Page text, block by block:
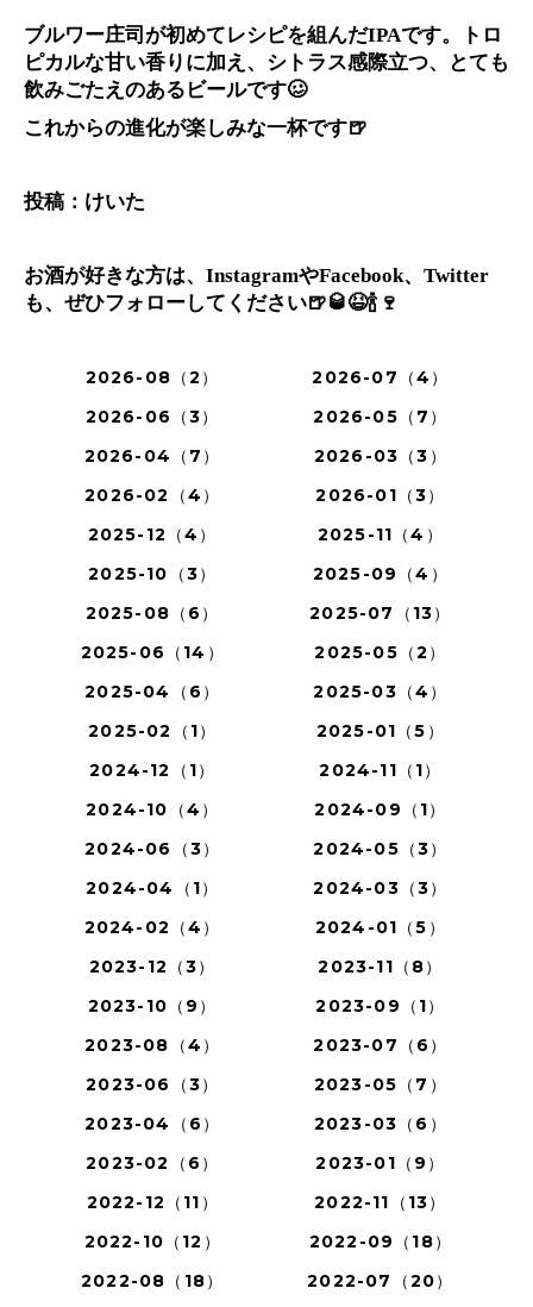
ブルワー庄司が初めてレシピを組んだIPAです。トロ
ピカルな甘い香りに加え、シトラス感際立つ、とても
飲みごたえのあるビールです🥴
これからの進化が楽しみな一杯です🍺
投稿：けいた
お酒が好きな方は、InstagramやFacebook、Twitter
も、ぜひフォローしてください🍺🥃😆🍾🍷
2026-08（2）
2026-07（4）
2026-06（3）
2026-05（7）
2026-04（7）
2026-03（3）
2026-02（4）
2026-01（3）
2025-12（4）
2025-11（4）
2025-10（3）
2025-09（4）
2025-08（6）
2025-07（13）
2025-06（14）
2025-05（2）
2025-04（6）
2025-03（4）
2025-02（1）
2025-01（5）
2024-12（1）
2024-11（1）
2024-10（4）
2024-09（1）
2024-06（3）
2024-05（3）
2024-04（1）
2024-03（3）
2024-02（4）
2024-01（5）
2023-12（3）
2023-11（8）
2023-10（9）
2023-09（1）
2023-08（4）
2023-07（6）
2023-06（3）
2023-05（7）
2023-04（6）
2023-03（6）
2023-02（6）
2023-01（9）
2022-12（11）
2022-11（13）
2022-10（12）
2022-09（18）
2022-08（18）
2022-07（20）